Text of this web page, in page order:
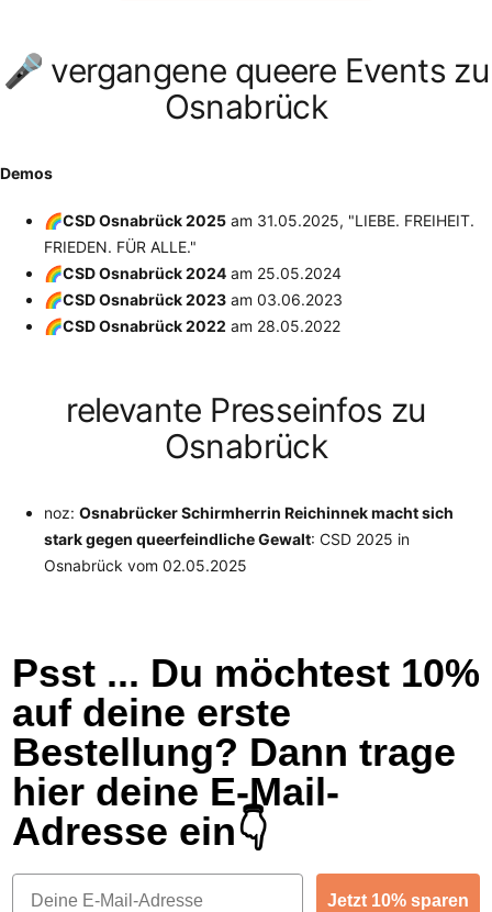
🎤 vergangene queere Events zu
Osnabrück
Demos
🌈CSD Osnabrück 2025 am 31.05.2025, "LIEBE. FREIHEIT.
FRIEDEN. FÜR ALLE."
🌈CSD Osnabrück 2024 am 25.05.2024
🌈CSD Osnabrück 2023 am 03.06.2023
🌈CSD Osnabrück 2022 am 28.05.2022
relevante Presseinfos zu
Osnabrück
noz: Osnabrücker Schirmherrin Reichinnek macht sich
stark gegen queerfeindliche Gewalt: CSD 2025 in
Osnabrück vom 02.05.2025
Psst ... Du möchtest 10%
auf deine erste
Bestellung? Dann trage
hier deine E-Mail-
Adresse ein👇
Email
Jetzt 10% sparen